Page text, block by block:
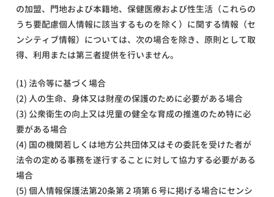
の加盟、門地および本籍地、保健医療および性生活（これらの
うち要配慮個人情報に該当するものを除く）に関する情報（セ
ンシティブ情報）については、次の場合を除き、原則として取
得、利用または第三者提供を行いません。
(1) 法令等に基づく場合
(2) 人の生命、身体又は財産の保護のために必要がある場合
(3) 公衆衛生の向上又は児童の健全な育成の推進のため特に必
要がある場合
(4) 国の機関若しくは地方公共団体又はその委託を受けた者が
法令の定める事務を遂行することに対して協力する必要がある
場合
(5) 個人情報保護法第20条第２項第６号に掲げる場合にセンシ